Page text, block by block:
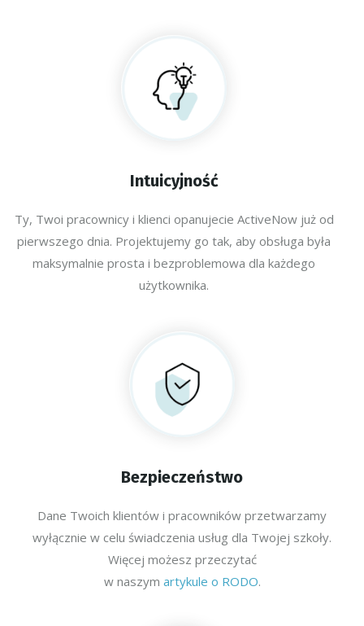
Intuicyjność
Ty, Twoi pracownicy i klienci opanujecie ActiveNow już od
pierwszego dnia. Projektujemy go tak, aby obsługa była
maksymalnie prosta i bezproblemowa dla każdego
użytkownika.
Bezpieczeństwo
Dane Twoich klientów i pracowników przetwarzamy
wyłącznie w celu świadczenia usług dla Twojej szkoły.
Więcej możesz przeczytać
w naszym artykule o RODO.